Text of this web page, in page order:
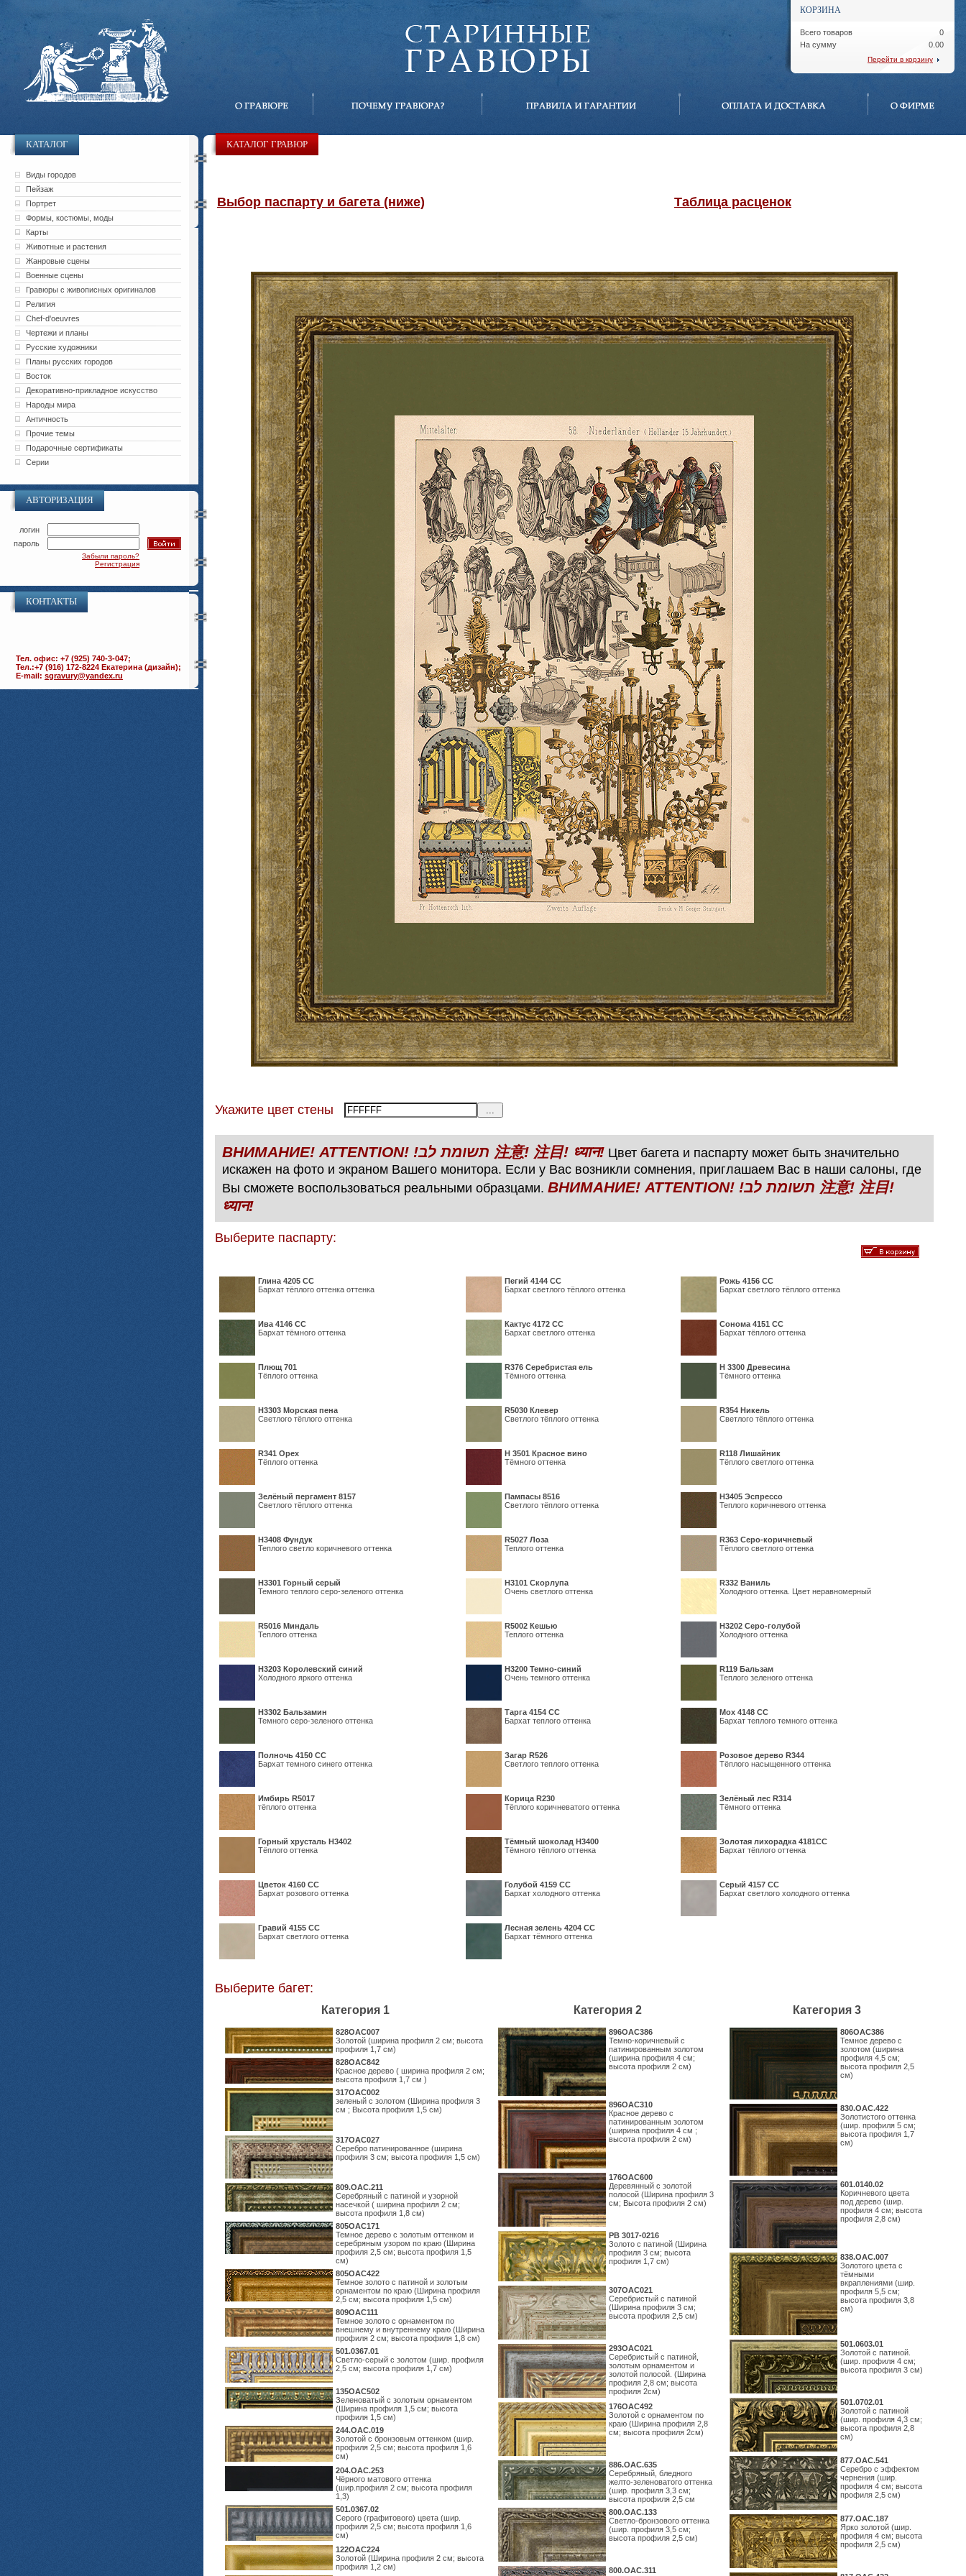
КОРЗИНА
Всего товаров
На сумму
0
0.00
Перейти в корзину
КАТАЛОГ
Виды городов
Пейзаж
Портрет
Формы, костюмы, моды
Карты
Животные и растения
Жанровые сцены
Военные сцены
Гравюры с живописных оригиналов
Религия
Chef-d'oeuvres
Чертежи и планы
Русские художники
Планы русских городов
Восток
Декоративно-прикладное искусство
Народы мира
Античность
Прочие темы
Подарочные сертификаты
Серии
АВТОРИЗАЦИЯ
логин
пароль
Забыли пароль?
Регистрация
КОНТАКТЫ
Тел. офис: +7 (925) 740-3-047;
Тел.:+7 (916) 172-8224 Екатерина (дизайн);
E-mail: sgravury@yandex.ru
КАТАЛОГ ГРАВЮР
Выбор паспарту и багета (ниже) Таблица расценок
Укажите цвет стены
ВНИМАНИЕ! ATTENTION! !תשומת לב 注意! 注目! ध्यान! Цвет багета и паспарту может быть значительно
искажен на фото и экраном Вашего монитора. Если у Вас возникли сомнения, приглашаем Вас в наши салоны, где
Вы сможете воспользоваться реальными образцами. ВНИМАНИЕ! ATTENTION! !תשומת לב 注意! 注目!
ध्यान!
Выберите паспарту:
Глина 4205 СС
Бархат тёплого оттенка оттенка
Пегий 4144 СС
Бархат светлого тёплого оттенка
Рожь 4156 СС
Бархат светлого тёплого оттенка
Ива 4146 СС
Бархат тёмного оттенка
Кактус 4172 СС
Бархат светлого оттенка
Сонома 4151 СС
Бархат тёплого оттенка
Плющ 701
Тёплого оттенка
R376 Серебристая ель
Тёмного оттенка
H 3300 Древесина
Тёмного оттенка
H3303 Морская пена
Светлого тёплого оттенка
R5030 Клевер
Светлого тёплого оттенка
R354 Никель
Светлого тёплого оттенка
R341 Орех
Тёплого оттенка
Н 3501 Красное вино
Тёмного оттенка
R118 Лишайник
Тёплого светлого оттенка
Зелёный пергамент 8157
Светлого тёплого оттенка
Пампасы 8516
Светлого тёплого оттенка
Н3405 Эспрессо
Теплого коричневого оттенка
Н3408 Фундук
Теплого светло коричневого оттенка
R5027 Лоза
Теплого оттенка
R363 Серо-коричневый
Тёплого светлого оттенка
Н3301 Горный серый
Темного теплого серо-зеленого оттенка
Н3101 Скорлупа
Очень светлого оттенка
R332 Ваниль
Холодного оттенка. Цвет неравномерный
R5016 Миндаль
Теплого оттенка
R5002 Кешью
Теплого оттенка
Н3202 Серо-голубой
Холодного оттенка
Н3203 Королевский синий
Холодного яркого оттенка
Н3200 Темно-синий
Очень темного оттенка
R119 Бальзам
Теплого зеленого оттенка
Н3302 Бальзамин
Темного серо-зеленого оттенка
Тарга 4154 СС
Бархат теплого оттенка
Мох 4148 СС
Бархат теплого темного оттенка
Полночь 4150 СС
Бархат темного синего оттенка
Загар R526
Светлого теплого оттенка
Розовое дерево R344
Тёплого насыщенного оттенка
Имбирь R5017
тёплого оттенка
Корица R230
Тёплого коричневатого оттенка
Зелёный лес R314
Тёмного оттенка
Горный хрусталь H3402
Тёплого оттенка
Тёмный шоколад H3400
Тёмного тёплого оттенка
Золотая лихорадка 4181СС
Бархат тёплого оттенка
Цветок 4160 СС
Бархат розового оттенка
Голубой 4159 СС
Бархат холодного оттенка
Серый 4157 СС
Бархат светлого холодного оттенка
Гравий 4155 СС
Бархат светлого оттенка
Лесная зелень 4204 СС
Бархат тёмного оттенка
Выберите багет:
Категория 1 Категория 2 Категория 3
828OAC007
Золотой (ширина профиля 2 см; высота
профиля 1,7 см)
828OAC842
Красное дерево ( ширина профиля 2 см;
высота профиля 1,7 см )
317OAC002
зеленый с золотом (Ширина профиля 3
см ; Высота профиля 1,5 см)
317OAC027
Серебро патинированное (ширина
профиля 3 см; высота профиля 1,5 см)
809.ОАС.211
Серебряный с патиной и узорной
насечкой ( ширина профиля 2 см;
высота профиля 1,8 см)
805OAC171
Темное дерево с золотым оттенком и
серебряным узором по краю (Ширина
профиля 2,5 см; высота профиля 1,5
см)
805OAC422
Темное золото с патиной и золотым
орнаментом по краю (Ширина профиля
2,5 см; высота профиля 1,5 см)
809OAC111
Темное золото с орнаментом по
внешнему и внутреннему краю (Ширина
профиля 2 см; высота профиля 1,8 см)
501.0367.01
Светло-серый с золотом (шир. профиля
2,5 см; высота профиля 1,7 см)
135OAC502
Зеленоватый с золотым орнаментом
(Ширина профиля 1,5 см; высота
профиля 1,5 см)
244.ОАС.019
Золотой с бронзовым оттенком (шир.
профиля 2,5 см; высота профиля 1,6
см)
204.OAC.253
Чёрного матового оттенка
(шир.профиля 2 см; высота профиля
1,3)
501.0367.02
Серого (графитового) цвета (шир.
профиля 2,5 см; высота профиля 1,6
см)
122OAC224
Золотой (Ширина профиля 2 см; высота
профиля 1,2 см)
896OAC386
Темно-коричневый с
патинированным золотом
(ширина профиля 4 см;
высота профиля 2 см)
896OAC310
Красное дерево с
патинированным золотом
(ширина профиля 4 см ;
высота профиля 2 см)
176OAC600
Деревянный с золотой
полосой (Ширина профиля 3
см; Высота профиля 2 см)
PB 3017-0216
Золото с патиной (Ширина
профиля 3 см; высота
профиля 1,7 см)
307OAC021
Серебристый с патиной
(Ширина профиля 3 см;
высота профиля 2,5 см)
293OAC021
Серебристый с патиной,
золотым орнаментом и
золотой полосой. (Ширина
профиля 2,8 см; высота
профиля 2см)
176OAC492
Золотой с орнаментом по
краю (Ширина профиля 2,8
см; высота профиля 2см)
886.ОАС.635
Серебряный, бледного
желто-зеленоватого оттенка
(шир. профиля 3,3 см;
высота профиля 2,5 см
800.ОАС.133
Светло-бронзового оттенка
(шир. профиля 3,5 см;
высота профиля 2,5 см)
800.ОАС.311
806OAC386
Темное дерево с
золотом (ширина
профиля 4,5 см;
высота профиля 2,5
см)
830.ОАС.422
Золотистого оттенка
(шир. профиля 5 см;
высота профиля 1,7
см)
601.0140.02
Коричневого цвета
под дерево (шир.
профиля 4 см; высота
профиля 2,8 см)
838.ОАС.007
Золотого цвета с
тёмными
вкраплениями (шир.
профиля 5,5 см;
высота профиля 3,8
см)
501.0603.01
Золотой с патиной.
(шир. профиля 4 см;
высота профиля 3 см)
501.0702.01
Золотой с патиной
(шир. профиля 4,3 см;
высота профиля 2,8
см)
877.ОАС.541
Серебро с эффектом
чернения (шир.
профиля 4 см; высота
профиля 2,5 см)
877.ОАС.187
Ярко золотой (шир.
профиля 4 см; высота
профиля 2,5 см)